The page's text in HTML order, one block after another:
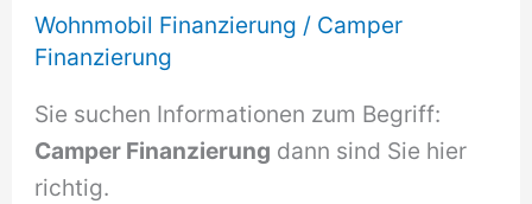
Wohnmobil Finanzierung / Camper
Finanzierung
Sie suchen Informationen zum Begriff:
Camper Finanzierung dann sind Sie hier
richtig.